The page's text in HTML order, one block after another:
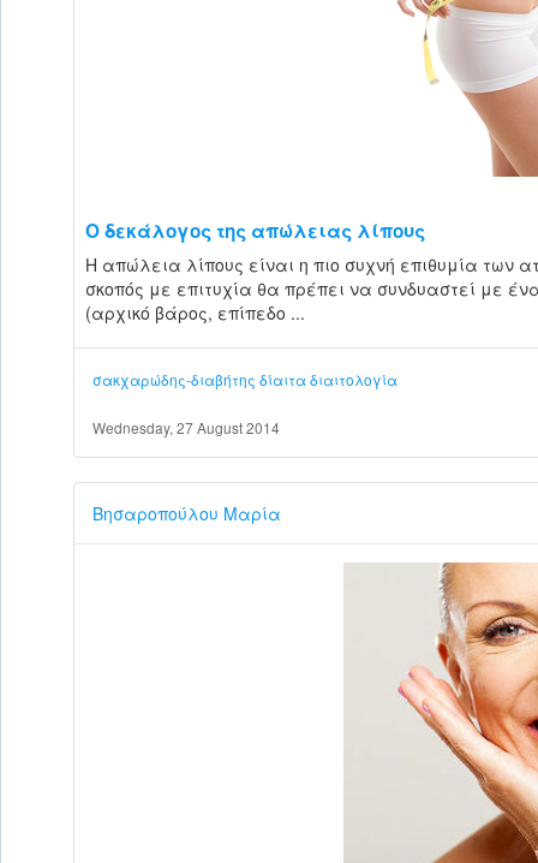
Ο δεκάλογος της απώλειας λίπους
Η απώλεια λίπους είναι η πιο συχνή επιθυμία των
σκοπός με επιτυχία θα πρέπει να συνδυαστεί με
(αρχικό βάρος, επίπεδο ...
σακχαρώδης-διαβήτης δίαιταδιαιτολογία
Wednesday, 27 August 2014
Βησαροπούλου Μαρία